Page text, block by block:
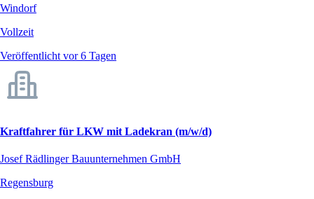
Windorf
Vollzeit
Veröffentlicht vor 6 Tagen
Kraftfahrer für LKW mit Ladekran (m/w/d)
Josef Rädlinger Bauunternehmen GmbH
Regensburg